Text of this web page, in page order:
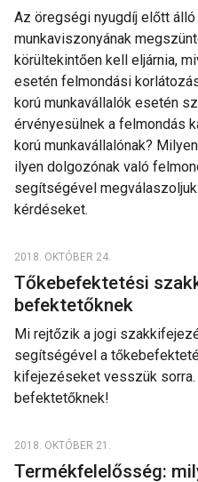
Az öregségi nyugdíj előtt álló
munkaviszonyának
körültekintően kell eljárnia,
esetén felmondási
korú munkavállalók esetén
érvényesülnek a felmondás
korú munkavállalónak?
ilyen dolgozónak való
segítségével
kérdéseket.
2018. OKTÓBER 24.
Tőkebefektetési
befektetőknek
Mi rejtőzik a jogi
segítségével a
kifejezéseket vesszük
befektetőknek!
2018. OKTÓBER 21.
Termékfelelősség: